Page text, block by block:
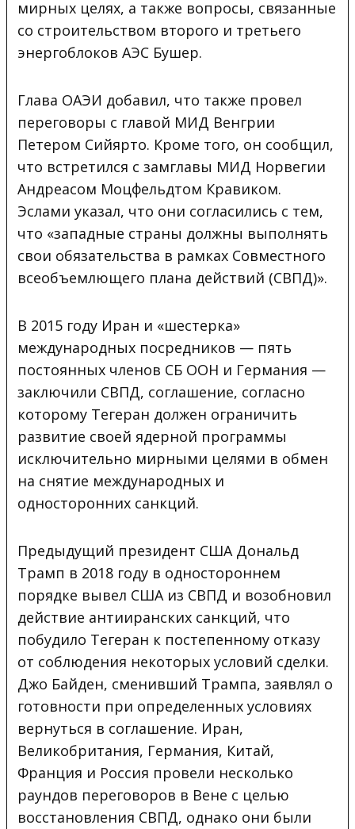
мирных целях, а также вопросы, связанные
со строительством второго и третьего
энергоблоков АЭС Бушер.
Глава ОАЭИ добавил, что также провел
переговоры с главой МИД Венгрии
Петером Сийярто. Кроме того, он сообщил,
что встретился с замглавы МИД Норвегии
Андреасом Моцфельдтом Кравиком.
Эслами указал, что они согласились с тем,
что «западные страны должны выполнять
свои обязательства в рамках Совместного
всеобъемлющего плана действий (СВПД)».
В 2015 году Иран и «шестерка»
международных посредников — пять
постоянных членов СБ ООН и Германия —
заключили СВПД, соглашение, согласно
которому Тегеран должен ограничить
развитие своей ядерной программы
исключительно мирными целями в обмен
на снятие международных и
односторонних санкций.
Предыдущий президент США Дональд
Трамп в 2018 году в одностороннем
порядке вывел США из СВПД и возобновил
действие антииранских санкций, что
побудило Тегеран к постепенному отказу
от соблюдения некоторых условий сделки.
Джо Байден, сменивший Трампа, заявлял о
готовности при определенных условиях
вернуться в соглашение. Иран,
Великобритания, Германия, Китай,
Франция и Россия провели несколько
раундов переговоров в Вене с целью
восстановления СВПД, однако они были